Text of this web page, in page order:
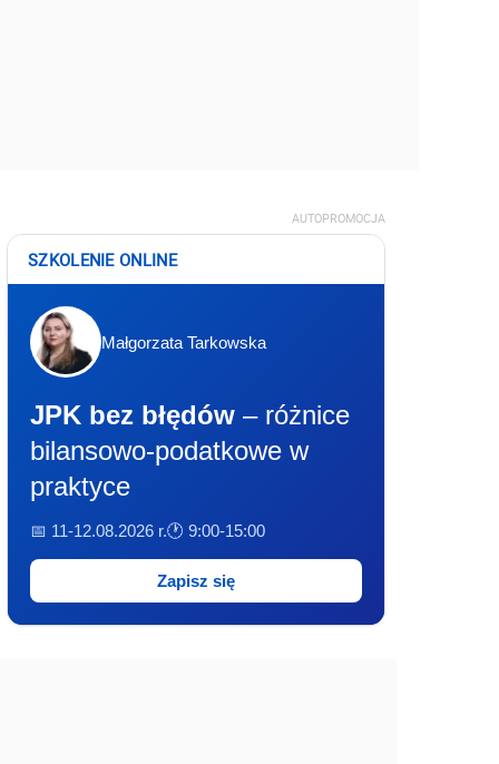
AUTOPROMOCJA
SZKOLENIE ONLINE
Małgorzata Tarkowska
JPK bez błędów – różnice
bilansowo-podatkowe w
praktyce
📅 11-12.08.2026 r.🕐 9:00-15:00
Zapisz się